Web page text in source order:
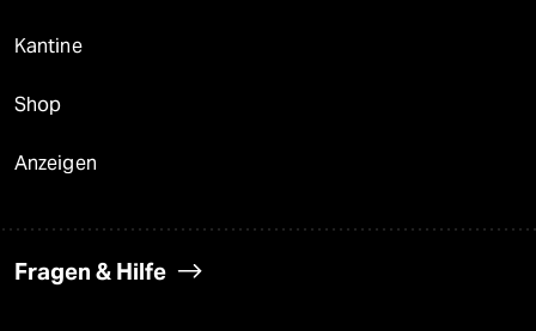
Kantine
Shop
Anzeigen
Fragen & Hilfe